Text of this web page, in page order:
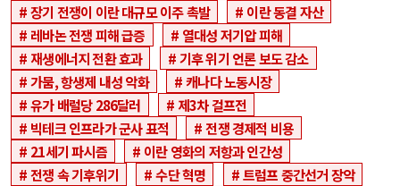
장기 전쟁이 이란 대규모 이주 촉발
이란 동결 자산
레바논 전쟁 피해 급증
열대성 저기압 피해
재생에너지 전환 효과
기후 위기 언론 보도 감소
가뭄, 항생제 내성 악화
캐나다 노동시장
유가 배럴당 286달러
제3차 걸프전
빅테크 인프라가 군사 표적
전쟁 경제적 비용
21세기 파시즘
이란 영화의 저항과 인간성
전쟁 속 기후위기
수단 혁명
트럼프 중간선거 장악